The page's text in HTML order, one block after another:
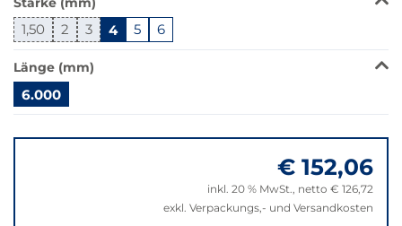
der
Filter
auf
die
beste
Alternative
in
1,50 2 3 4 5 6
Länge (mm)
6.000
zu
€ 152,06
inkl. 20 % MwSt., netto € 126,72
exkl. Verpackungs,- und Versandkosten